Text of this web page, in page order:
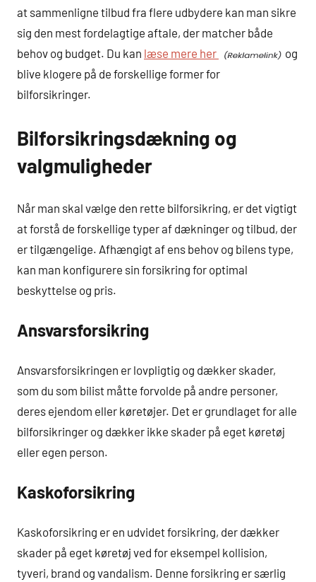
at sammenligne tilbud fra flere udbydere kan man sikre
sig den mest fordelagtige aftale, der matcher både
behov og budget. Du kan læse mere her
og
blive klogere på de forskellige former for
bilforsikringer.
Bilforsikringsdækning og
valgmuligheder
Når man skal vælge den rette bilforsikring, er det vigtigt
at forstå de forskellige typer af dækninger og tilbud, der
er tilgængelige. Afhængigt af ens behov og bilens type,
kan man konfigurere sin forsikring for optimal
beskyttelse og pris.
Ansvarsforsikring
Ansvarsforsikringen er lovpligtig og dækker skader,
som du som bilist måtte forvolde på andre personer,
deres ejendom eller køretøjer. Det er grundlaget for alle
bilforsikringer og dækker ikke skader på eget køretøj
eller egen person.
Kaskoforsikring
Kaskoforsikring er en udvidet forsikring, der dækker
skader på eget køretøj ved for eksempel kollision,
tyveri, brand og vandalism. Denne forsikring er særlig